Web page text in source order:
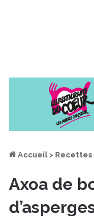
Accueil > Recettes
Axoa de